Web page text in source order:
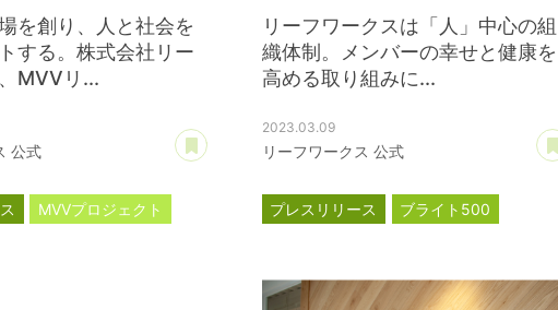
を創り、人と社会を
する。株式会社リー
MVVリ...
公式
あとで読む
MVVプロジェクト
リーフワークスは「人」中心の組
織体制。メンバーの幸せと健康を
高める取り組みに...
2023.03.09
リーフワークス 公式
プレスリリース
ブライト500